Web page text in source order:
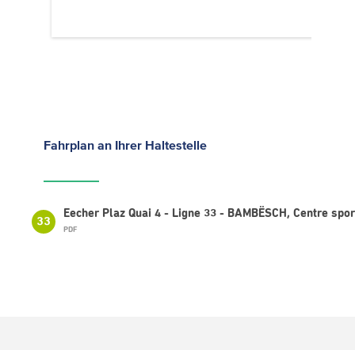
Fahrplan an Ihrer Haltestelle
33
Eecher Plaz Quai 4 - Ligne 33 - BAMBËSCH, Centre
PDF